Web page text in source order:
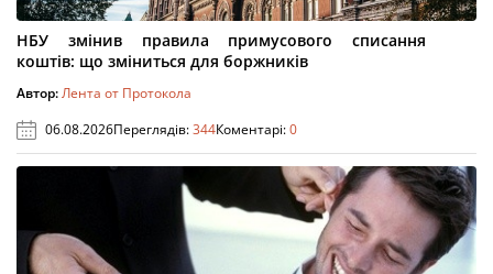
НБУ змінив правила примусового списання
коштів: що зміниться для боржників
Автор:Лента от Протокола
06.08.2026Переглядів:344Коментарі:0